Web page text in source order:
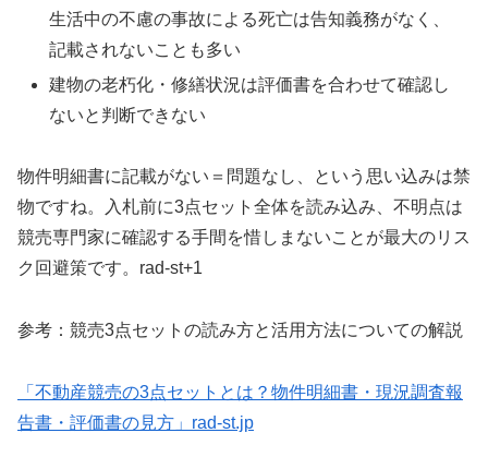
生活中の不慮の事故による死亡は告知義務がなく、
記載されないことも多い
建物の老朽化・修繕状況は評価書を合わせて確認し
ないと判断できない
物件明細書に記載がない＝問題なし、という思い込みは禁
物ですね。入札前に3点セット全体を読み込み、不明点は
競売専門家に確認する手間を惜しまないことが最大のリス
ク回避策です。rad-st+1
参考：競売3点セットの読み方と活用方法についての解説
「不動産競売の3点セットとは？物件明細書・現況調査報
告書・評価書の見方」rad-st.jp